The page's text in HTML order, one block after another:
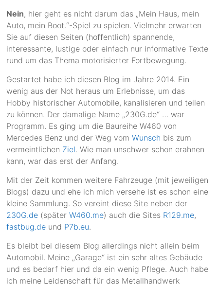
Nein, hier geht es nicht darum das „Mein Haus, mein
Auto, mein Boot.“-Spiel zu spielen. Vielmehr erwarten
Sie auf diesen Seiten (hoffentlich) spannende,
interessante, lustige oder einfach nur informative Texte
rund um das Thema motorisierter Fortbewegung.
Gestartet habe ich diesen Blog im Jahre 2014. Ein
wenig aus der Not heraus um Erlebnisse, um das
Hobby historischer Automobile, kanalisieren und teilen
zu können. Der damalige Name „230G.de“ … war
Programm. Es ging um die Baureihe W460 von
Mercedes Benz und der Weg vomWunsch bis zum
vermeintlichen Ziel. Wie man unschwer schon erahnen
kann, war das erst der Anfang.
Mit der Zeit kommen weitere Fahrzeuge (mit jeweiligen
Blogs) dazu und ehe ich mich versehe ist es schon eine
kleine Sammlung. So vereint diese Site neben der
230G.de (späterW460.me) auch die Sites R129.me,
fastbug.de und P7b.eu.
Es bleibt bei diesem Blog allerdings nicht allein beim
Automobil. Meine „Garage“ ist ein sehr altes Gebäude
und es bedarf hier und da ein wenig Pflege. Auch habe
ich meine Leidenschaft für das Metallhandwerk